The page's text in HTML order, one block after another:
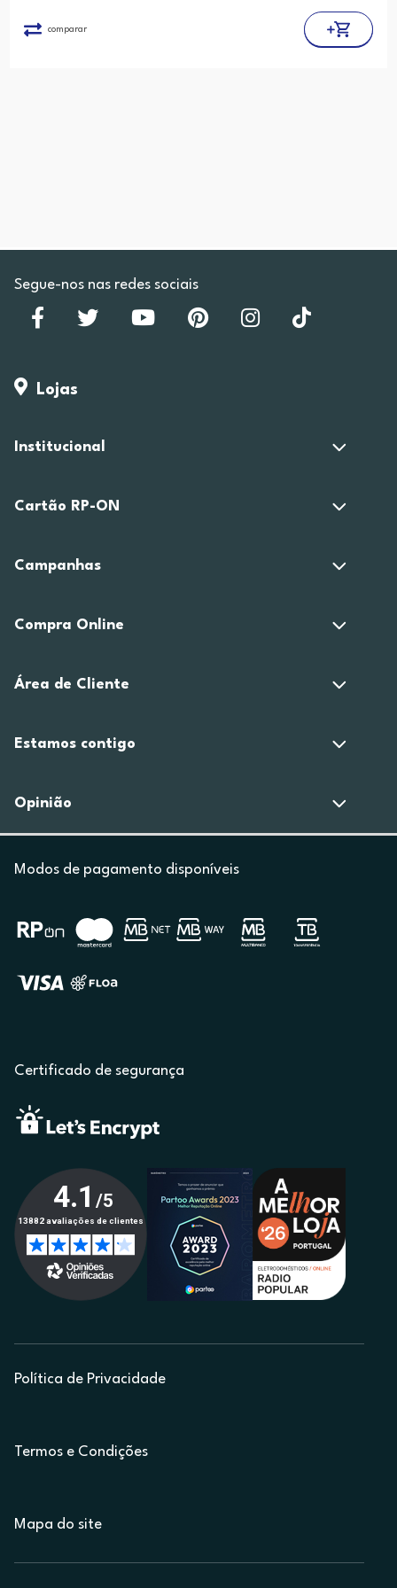
comparar
Segue-nos nas redes sociais
Lojas
Institucional
Cartão RP-ON
Campanhas
Compra Online
Área de Cliente
Estamos contigo
Opinião
Modos de pagamento disponíveis
Certificado de segurança
Política de Privacidade
Termos e Condições
Mapa do site